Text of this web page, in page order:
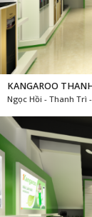
KANGAROO
Ngọc Hồi - Thanh Trì -